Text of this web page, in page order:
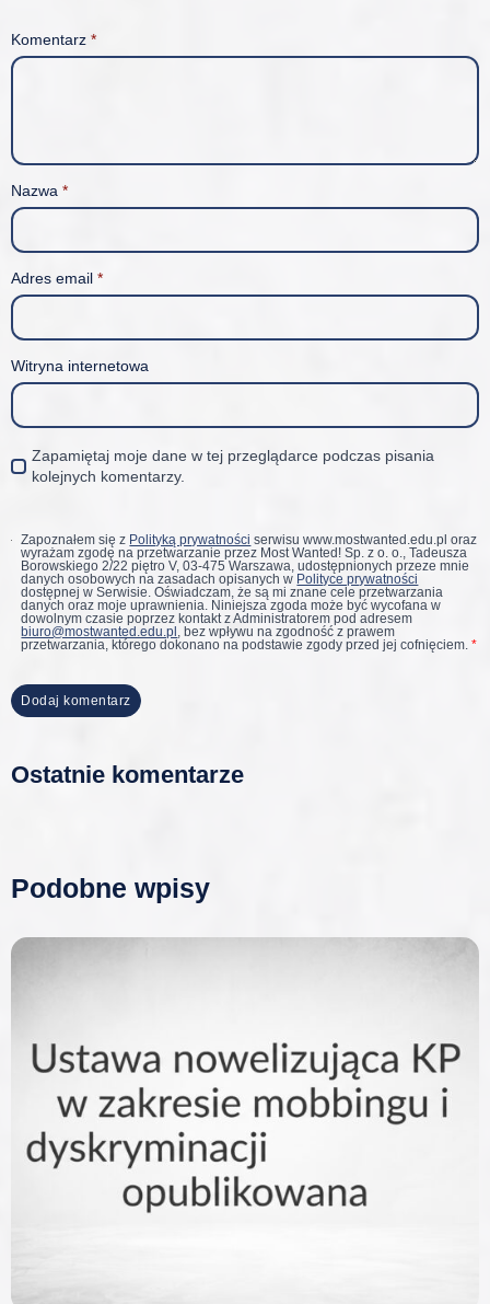
Komentarz *
Nazwa *
Adres email *
Witryna internetowa
Zapamiętaj moje dane w tej przeglądarce podczas pisania
kolejnych komentarzy.
Zapoznałem się z Polityką prywatności serwisu www.mostwanted.edu.pl oraz
wyrażam zgodę na przetwarzanie przez Most Wanted! Sp. z o. o., Tadeusza
Borowskiego 2/22 piętro V, 03-475 Warszawa, udostępnionych przeze mnie
danych osobowych na zasadach opisanych w Polityce prywatności
dostępnej w Serwisie. Oświadczam, że są mi znane cele przetwarzania
danych oraz moje uprawnienia. Niniejsza zgoda może być wycofana w
dowolnym czasie poprzez kontakt z Administratorem pod adresem
biuro@mostwanted.edu.pl , bez wpływu na zgodność z prawem
przetwarzania, którego dokonano na podstawie zgody przed jej cofnięciem.*
Ostatnie komentarze
Podobne wpisy